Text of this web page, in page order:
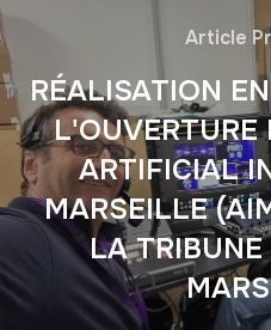
Article
RÉALISATION
L'OUVERTURE
ARTIFICIAL
MARSEILLE
LA